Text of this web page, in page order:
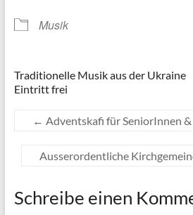
Musik
Traditionelle Musik aus der Ukraine
Eintritt frei
← Adventskafi für SeniorInnen
Ausserordentliche
Schreibe einen